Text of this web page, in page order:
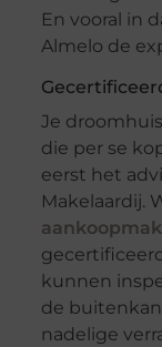
En vooral in
Almelo de
Je
die per se
eerst het
Makelaardij.
kunnen
de
nadelige